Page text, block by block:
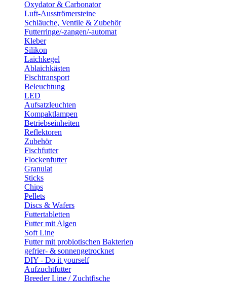
Oxydator & Carbonator
Luft-Ausströmersteine
Schläuche, Ventile & Zubehör
Futterringe/-zangen/-automat
Kleber
Silikon
Laichkegel
Ablaichkästen
Fischtransport
Beleuchtung
LED
Aufsatzleuchten
Kompaktlampen
Betriebseinheiten
Reflektoren
Zubehör
Fischfutter
Flockenfutter
Granulat
Sticks
Chips
Pellets
Discs & Wafers
Futtertabletten
Futter mit Algen
Soft Line
Futter mit probiotischen Bakterien
gefrier- & sonnengetrocknet
DIY - Do it yourself
Aufzuchtfutter
Breeder Line / Zuchtfische